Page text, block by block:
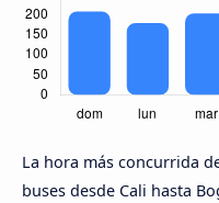
La hora más concurrida
buses desde Cali hasta